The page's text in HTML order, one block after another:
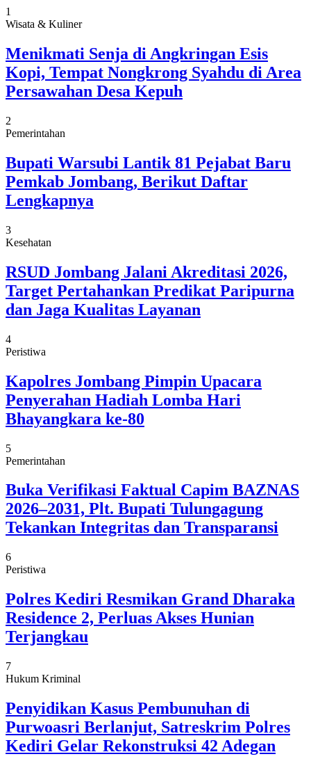
1
Wisata & Kuliner
Menikmati Senja di Angkringan Esis
Kopi, Tempat Nongkrong Syahdu di Area
Persawahan Desa Kepuh
2
Pemerintahan
Bupati Warsubi Lantik 81 Pejabat Baru
Pemkab Jombang, Berikut Daftar
Lengkapnya
3
Kesehatan
RSUD Jombang Jalani Akreditasi 2026,
Target Pertahankan Predikat Paripurna
dan Jaga Kualitas Layanan
4
Peristiwa
Kapolres Jombang Pimpin Upacara
Penyerahan Hadiah Lomba Hari
Bhayangkara ke-80
5
Pemerintahan
Buka Verifikasi Faktual Capim BAZNAS
2026–2031, Plt. Bupati Tulungagung
Tekankan Integritas dan Transparansi
6
Peristiwa
Polres Kediri Resmikan Grand Dharaka
Residence 2, Perluas Akses Hunian
Terjangkau
7
Hukum Kriminal
Penyidikan Kasus Pembunuhan di
Purwoasri Berlanjut, Satreskrim Polres
Kediri Gelar Rekonstruksi 42 Adegan